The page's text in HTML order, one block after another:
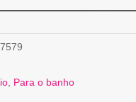
Para o banho